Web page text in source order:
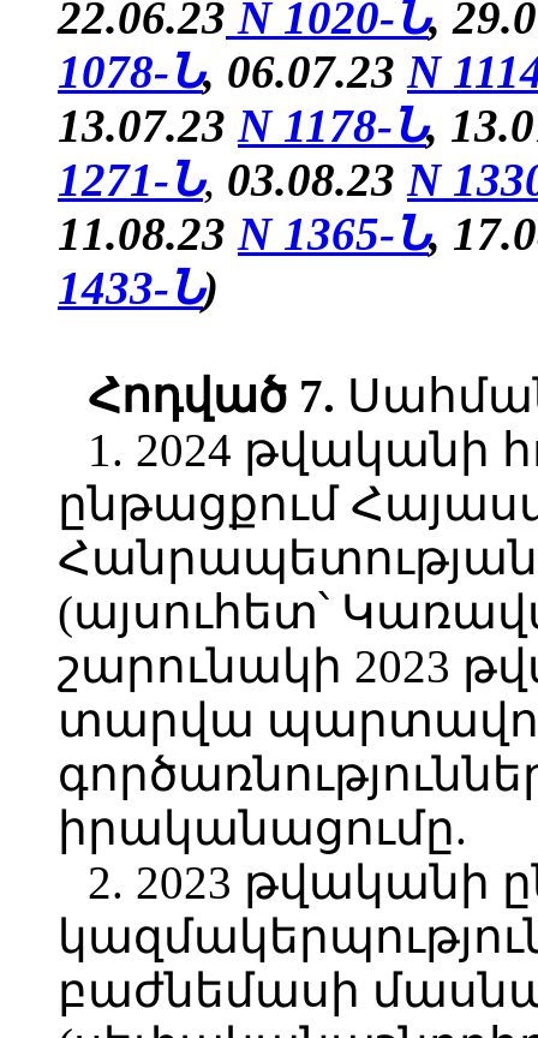
22.06.23 N 1020-Ն,
1078-Ն, 06.07.23 N
13.07.23 N 1178-Ն,
1271-Ն, 03.08.23 N
11.08.23 N 1365-Ն,
1433-Ն)
Հոդված 7.
1. 2024 թվականի
ընթացքում
Հանրապետության
(այսուհետ՝
շարունակի 2023
տարվա
իրականացումը.
2. 2023 թվականի
բաժնեմասի